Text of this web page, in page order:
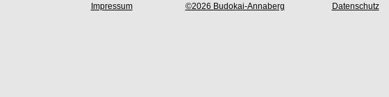
©2026 Budokai-Annaberg
Impressum Datenschutz